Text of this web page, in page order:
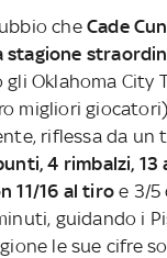
che Cade
stagione
Oklahoma City
migliori
riflessa da un
4 rimbalzi, 13
11/16 al tiro e 3/5
guidando i
le sue cifre